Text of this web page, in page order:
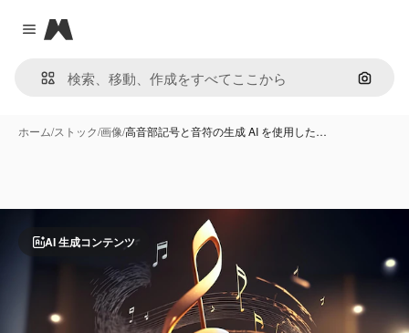
Close menu
Magnific
画像で
ホーム/ストック/画像/高音部記号と音符の生成 AI を使用した…
AI 生成コンテンツ